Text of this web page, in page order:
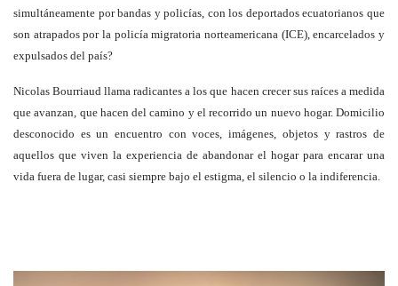
simultáneamente por bandas y policías, con los deportados ecuatorianos que
son atrapados por la policía migratoria norteamericana (ICE), encarcelados y
expulsados del país?
Nicolas Bourriaud llama radicantes a los que hacen crecer sus raíces a medida
que avanzan, que hacen del camino y el recorrido un nuevo hogar. Domicilio
desconocido es un encuentro con voces, imágenes, objetos y rastros de
aquellos que viven la experiencia de abandonar el hogar para encarar una
vida fuera de lugar, casi siempre bajo el estigma, el silencio o la indiferencia.